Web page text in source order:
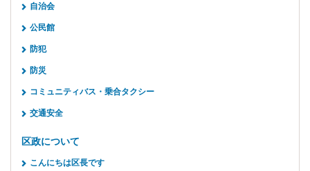
自治会
公民館
防犯
防災
コミュニティバス・乗合タクシー
交通安全
区政について
こんにちは区長です